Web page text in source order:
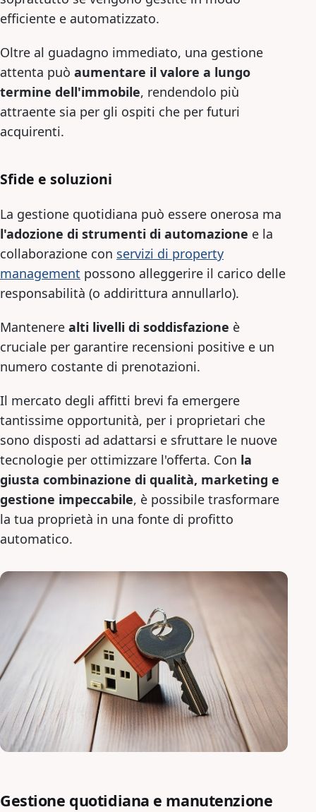
efficiente e automatizzato.
Oltre al guadagno immediato, una gestione
attenta può aumentare il valore a lungo
termine dell'immobile, rendendolo più
attraente sia per gli ospiti che per futuri
acquirenti.
Sfide e soluzioni
La gestione quotidiana può essere onerosa ma
l'adozione di strumenti di automazione e la
collaborazione con servizi di property
management possono alleggerire il carico delle
responsabilità (o addirittura annullarlo).
Mantenere alti livelli di soddisfazione è
cruciale per garantire recensioni positive e un
numero costante di prenotazioni.
Il mercato degli affitti brevi fa emergere
tantissime opportunità, per i proprietari che
sono disposti ad adattarsi e sfruttare le nuove
tecnologie per ottimizzare l'offerta. Con la
giusta combinazione di qualità, marketing e
gestione impeccabile, è possibile trasformare
la tua proprietà in una fonte di profitto
automatico.
Gestione quotidiana e manutenzione